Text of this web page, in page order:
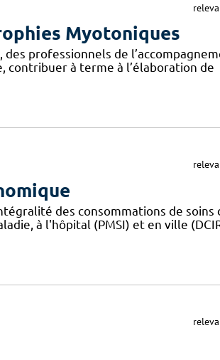
Myotoniques
professionnels de
contribuer à terme à l’élaboration de
des consommations de soins
à l'hôpital (PMSI) et en ville